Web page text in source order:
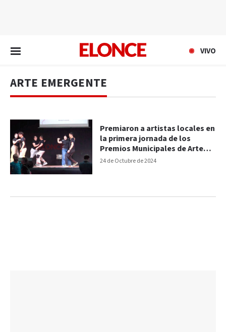
VIVO
ARTE EMERGENTE
24 de Octubre de 2024
Premiaron a artistas locales en
la primera jornada de los
Premios Municipales de Arte
2024